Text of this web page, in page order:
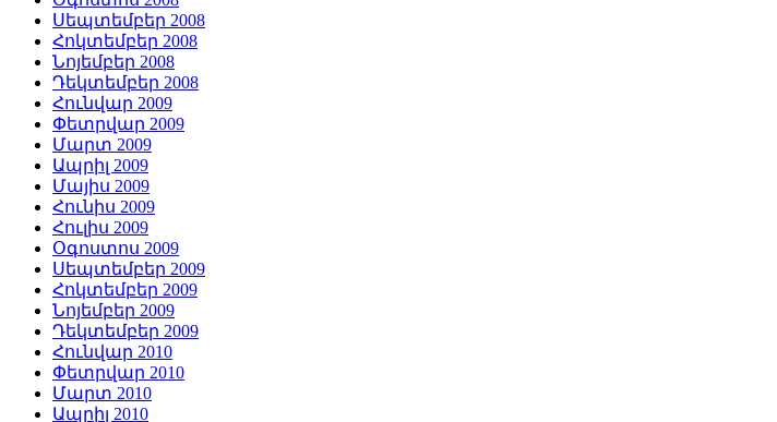
Սեպտեմբեր 2008
Հոկտեմբեր 2008
Նոյեմբեր 2008
Դեկտեմբեր 2008
Հունվար 2009
Փետրվար 2009
Մարտ 2009
Ապրիլ 2009
Մայիս 2009
Հունիս 2009
Հուլիս 2009
Օգոստոս 2009
Սեպտեմբեր 2009
Հոկտեմբեր 2009
Նոյեմբեր 2009
Դեկտեմբեր 2009
Հունվար 2010
Փետրվար 2010
Մարտ 2010
Ապրիլ 2010